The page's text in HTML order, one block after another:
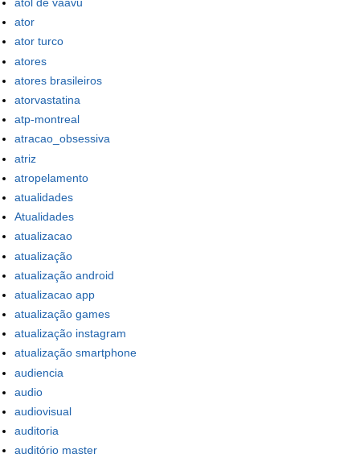
ator
ator turco
atores
atores brasileiros
atorvastatina
atp-montreal
atracao_obsessiva
atriz
atropelamento
atualidades
Atualidades
atualizacao
atualização
atualização android
atualizacao app
atualização games
atualização instagram
atualização smartphone
audiencia
audio
audiovisual
auditoria
auditório master